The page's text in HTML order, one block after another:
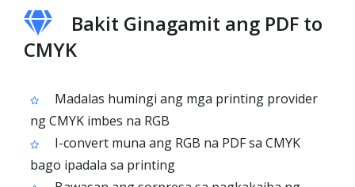
Bakit Ginagamit ang PDF to
CMYK
Madalas humingi ang mga printing provider
ng CMYK imbes na RGB
I-convert muna ang RGB na PDF sa CMYK
bago ipadala sa printing